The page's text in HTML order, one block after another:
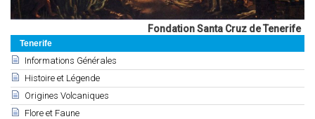
Tenerife
Informations Générales
Histoire et Légende
Origines Volcaniques
Flore et Faune
Fondation Santa Cruz de Tenerife